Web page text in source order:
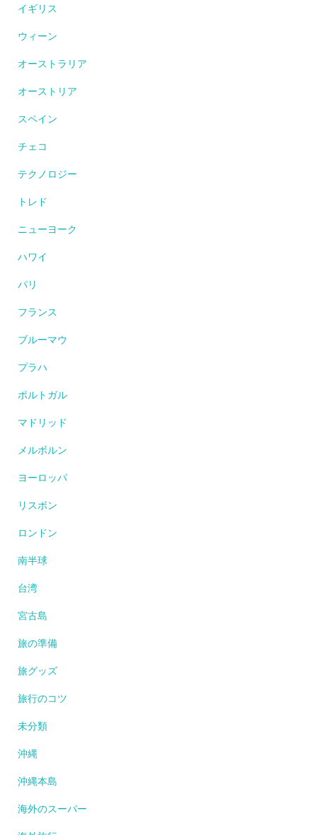
イギリス
ウィーン
オーストラリア
オーストリア
スペイン
チェコ
テクノロジー
トレド
ニューヨーク
ハワイ
パリ
フランス
ブルーマウ
プラハ
ポルトガル
マドリッド
メルボルン
ヨーロッパ
リスボン
ロンドン
南半球
台湾
宮古島
旅の準備
旅グッズ
旅行のコツ
未分類
沖縄
沖縄本島
海外のスーパー